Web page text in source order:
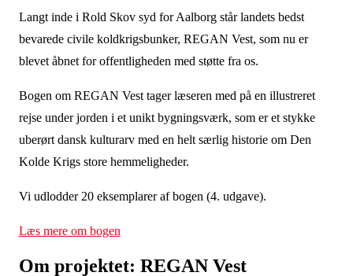
Langt inde i Rold Skov syd for Aalborg står landets bedst
bevarede civile koldkrigsbunker, REGAN Vest, som nu er
blevet åbnet for offentligheden med støtte fra os.
Bogen om REGAN Vest tager læseren med på en illustreret
rejse under jorden i et unikt bygningsværk, som er et stykke
uberørt dansk kulturarv med en helt særlig historie om Den
Kolde Krigs store hemmeligheder.
Vi udlodder 20 eksemplarer af bogen (4. udgave).
Læs mere om bogen
Om projektet: REGAN Vest